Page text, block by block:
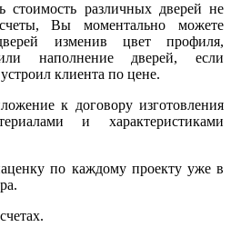
различных дверей не
Вы моментально можете
изменив цвет профиля,
наполнение дверей, если
клиента по цене.
к договору изготовления
и характеристиками
по каждому проекту уже в